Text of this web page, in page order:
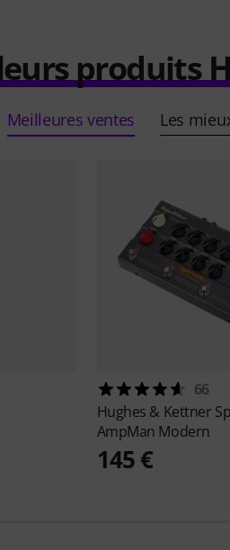
produits
Meilleures ventes Les
66
Hughes & Kettner
AmpMan Modern
145 €